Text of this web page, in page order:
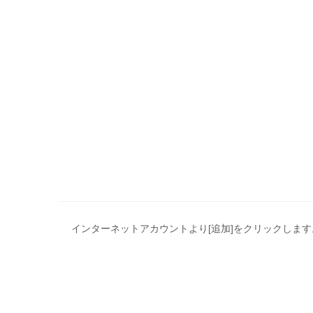
インターネットアカウントより[追加]をクリックしま